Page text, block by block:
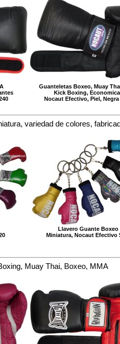
Guanteletas Boxeo, Muay
Kick Boxing,
Nocaut Efectivo, Piel, Negra
variedad de colores,
Llavero Guante Boxeo
Miniatura, Nocaut Efectivo
Muay Thai, Boxeo, MMA